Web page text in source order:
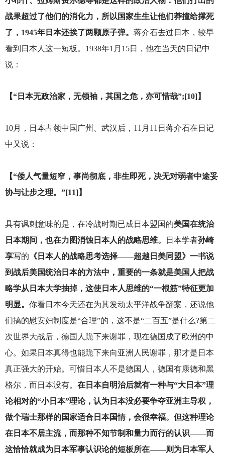
战果超过了他们的消化力，所以国家生生让他们莽撞给撑死
了，1945年日本还挨了两颗原子弹。 蒋介石去过日本，较早
看到日本人这一短板。1938年1月15日，他在当天的日记中
说：
【“日本无政治家，无领袖，其国之危，亦可惜哉”;[10]】
10月，日本占领中国广州、武汉后，11月11日蒋介石在日记
中又说：
【“倭人气量短窄，事尚彻底，非生即死，决无对弱者中途妥
协与让步之理。”[11]】
具有讽刺意味的是，在冷战时期已成日本盟国的美国在统治
日本期间，也在力图消蚀日本人的战略思维。
日本学者孙崎
享写的 《日本人的战略思考选择——超越日美同盟》一书说
到战后美国统治日本的方法中，重要的一条就是美国人把战
略学从日本大学抽掉，这使日本人思维的“一根筋”特征更加
明显。 你看日本今天还在为其发动太平洋战争翻案，还说他
们搞的慰安妇制度是“合理”的，这不是“二百五”是什么?第二
次世界大战后，德国人跪下来谢罪，现在德国成了欧洲的中
心。如果日本真得也能跪下来向亚洲人民谢罪，那才是日本
真正强大的开始。可惜日本人不是德国人，德国有康德和黑
格尔，而日本没有。 在日本自明治后就有一种与“大日本”理
论相对的“小日本”理论，认为日本没必要争夺亚洲主导权，
做个瑞士那样的国家适合日本国情，会很幸福。但这种理论
在日本不居主流，而那种不知节制和量力而行的认识——而
这恰恰就成为日本军事认识论的短板所在——则为日本军人